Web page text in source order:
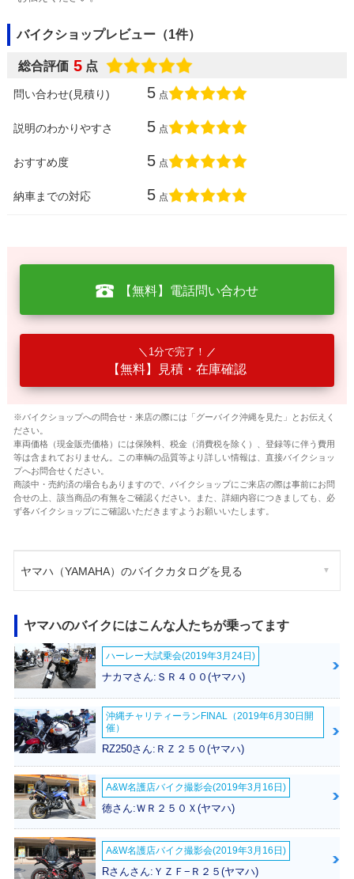
バイクショップレビュー（1件）
総合評価 5 点
問い合わせ(見積り) 5 点
説明のわかりやすさ 5 点
おすすめ度 5 点
納車までの対応 5 点
【無料】電話問い合わせ
1分で完了！
【無料】見積・在庫確認
※バイクショップへの問合せ・来店の際には「グーバイク沖縄を見た」とお伝えく
ださい。
車両価格（現金販売価格）には保険料、税金（消費税を除く）、登録等に伴う費用
等は含まれておりません。この車輌の品質等より詳しい情報は、直接バイクショッ
プへお問合せください。
商談中・売約済の場合もありますので、バイクショップにご来店の際は事前にお問
合せの上、該当商品の有無をご確認ください。また、詳細内容につきましても、必
ず各バイクショップにご確認いただきますようお願いいたします。
ヤマハ（YAMAHA）のバイクカタログを見る
ヤマハのバイクにはこんな人たちが乗ってます
ハーレー大試乗会(2019年3月24日)
ナカマさん:ＳＲ４００(ヤマハ)
沖縄チャリティーランFINAL（2019年6月30日開
催）
RZ250さん:ＲＺ２５０(ヤマハ)
A&W名護店バイク撮影会(2019年3月16日)
徳さん:ＷＲ２５０Ｘ(ヤマハ)
A&W名護店バイク撮影会(2019年3月16日)
Rさんさん:ＹＺＦ−Ｒ２５(ヤマハ)